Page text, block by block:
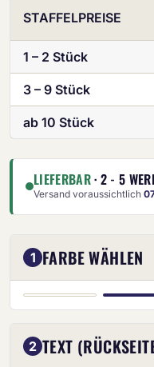
STAFFELPREISE
1 – 2 Stück
3 – 9 Stück
ab 10 Stück
LIEFERBAR· 2 - 5
Versand voraussichtlich
1 FARBE WÄHLEN
GOLD SILBER
2 TEXT